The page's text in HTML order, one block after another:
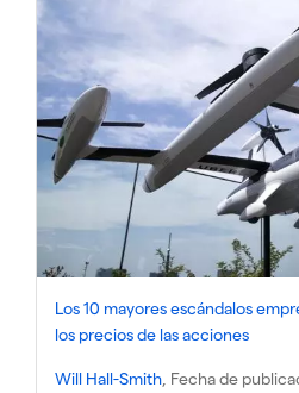
Los 10 mayores escándalos
los precios de las acciones
Will Hall-Smith , Fecha de